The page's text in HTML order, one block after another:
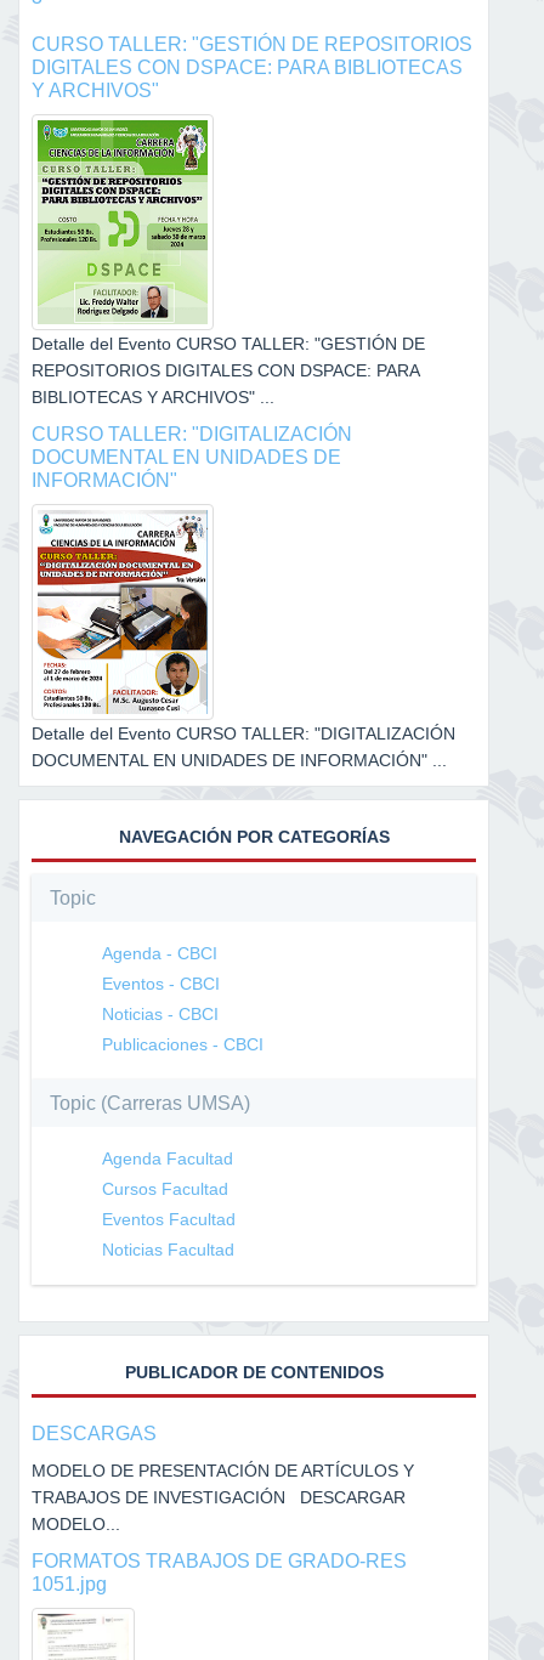
CURSO TALLER: "GESTIÓN DE REPOSITORIOS
DIGITALES CON DSPACE: PARA BIBLIOTECAS
Y ARCHIVOS"
Detalle del Evento CURSO TALLER: "GESTIÓN DE
REPOSITORIOS DIGITALES CON DSPACE: PARA
BIBLIOTECAS Y ARCHIVOS" ...
CURSO TALLER: "DIGITALIZACIÓN
DOCUMENTAL EN UNIDADES DE
INFORMACIÓN"
Detalle del Evento CURSO TALLER: "DIGITALIZACIÓN
DOCUMENTAL EN UNIDADES DE INFORMACIÓN" ...
NAVEGACIÓN POR CATEGORÍAS
Topic
Agenda - CBCI
Eventos - CBCI
Noticias - CBCI
Publicaciones - CBCI
Topic (Carreras UMSA)
Agenda Facultad
Cursos Facultad
Eventos Facultad
Noticias Facultad
PUBLICADOR DE CONTENIDOS
DESCARGAS
MODELO DE PRESENTACIÓN DE ARTÍCULOS Y
TRABAJOS DE INVESTIGACIÓN DESCARGAR
MODELO...
FORMATOS TRABAJOS DE GRADO-RES
1051.jpg